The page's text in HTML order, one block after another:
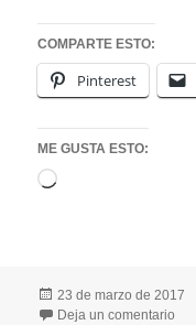
COMPARTE ESTO:
Pinterest
ME GUSTA ESTO:
Cargando...
Publicado
el
23 de marzo de 2017
Deja un comentario